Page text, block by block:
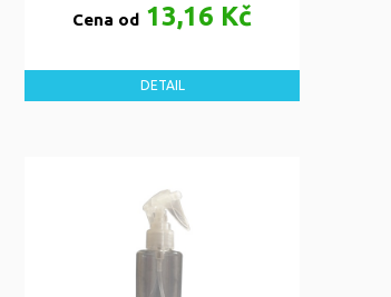
Cena od 13,16 Kč
DETAIL